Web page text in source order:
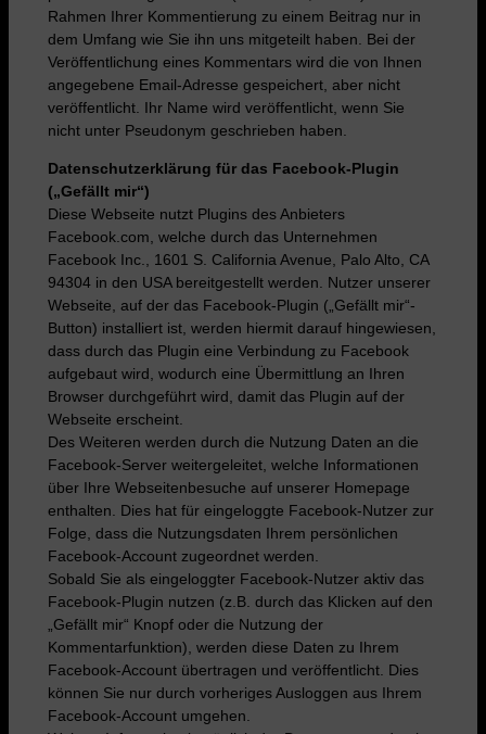
Rahmen Ihrer Kommentierung zu einem Beitrag nur in
dem Umfang wie Sie ihn uns mitgeteilt haben. Bei der
Veröffentlichung eines Kommentars wird die von Ihnen
angegebene Email-Adresse gespeichert, aber nicht
veröffentlicht. Ihr Name wird veröffentlicht, wenn Sie
nicht unter Pseudonym geschrieben haben.
Datenschutzerklärung für das Facebook-Plugin
(„Gefällt mir“)
Diese Webseite nutzt Plugins des Anbieters
Facebook.com, welche durch das Unternehmen
Facebook Inc., 1601 S. California Avenue, Palo Alto, CA
94304 in den USA bereitgestellt werden. Nutzer unserer
Webseite, auf der das Facebook-Plugin („Gefällt mir“-
Button) installiert ist, werden hiermit darauf hingewiesen,
dass durch das Plugin eine Verbindung zu Facebook
aufgebaut wird, wodurch eine Übermittlung an Ihren
Browser durchgeführt wird, damit das Plugin auf der
Webseite erscheint.
Des Weiteren werden durch die Nutzung Daten an die
Facebook-Server weitergeleitet, welche Informationen
über Ihre Webseitenbesuche auf unserer Homepage
enthalten. Dies hat für eingeloggte Facebook-Nutzer zur
Folge, dass die Nutzungsdaten Ihrem persönlichen
Facebook-Account zugeordnet werden.
Sobald Sie als eingeloggter Facebook-Nutzer aktiv das
Facebook-Plugin nutzen (z.B. durch das Klicken auf den
„Gefällt mir“ Knopf oder die Nutzung der
Kommentarfunktion), werden diese Daten zu Ihrem
Facebook-Account übertragen und veröffentlicht. Dies
können Sie nur durch vorheriges Ausloggen aus Ihrem
Facebook-Account umgehen.